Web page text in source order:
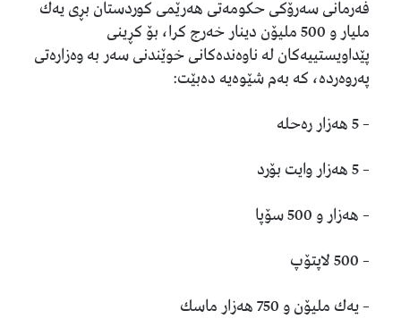
فه‌رمانی سه‌رۆكی حكومه‌تی هه‌رێمی كوردستان بڕی یه‌ك
ملیار و 500 ملیۆن دینار خه‌رج كرا، بۆ كڕینی
پێداویستییه‌كان له‌ ناوه‌نده‌كانی خوێندنی سه‌ر به‌ وه‌زاره‌تی
په‌روه‌رده‌، كه‌ به‌م شێوه‌یه‌ ده‌بێت:
– 5 هه‌زار ره‌حله‌
– 5 هه‌زار وایت بۆرد
– هه‌زار و 500 سۆپا
– 500 لاپتۆپ
– یه‌ك ملیۆن و 750 هه‌زار ماسك